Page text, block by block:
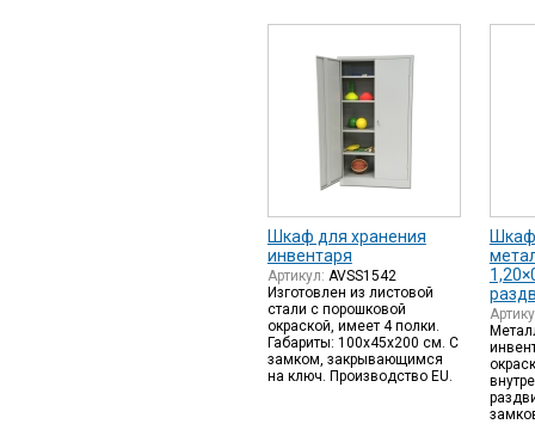
Шкаф для хранения
инвентаря
Артикул: AVSS1542
Изготовлен из листовой
стали с порошковой
окраской, имеет 4 полки.
Габариты: 100х45х200 см. С
замком, закрывающимся
на ключ. Производство EU.
Шкаф